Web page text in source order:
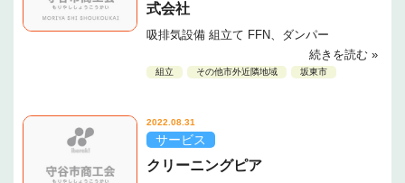
式会社
吸排気設備 組立て FFN、ダンパー
続きを読む »
組立 その他市外近隣地域 坂東市
2022.08.31
サービス
クリーニングピア